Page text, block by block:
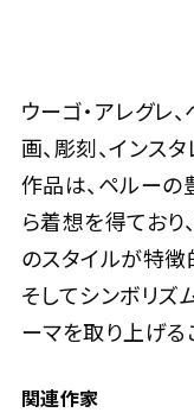
ウーゴ・アレグレ
画、彫刻、インス
作品は、ペルー
ら着想を得てお
のスタイルが特徴
そしてシンボリ
ーマを取り上げる
関連作家